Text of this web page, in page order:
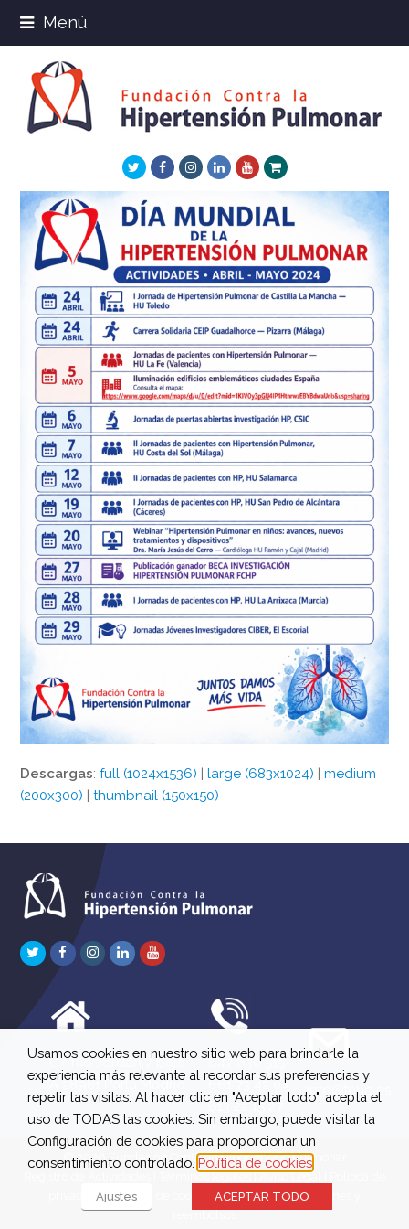
Menú
TwitterFacebookInstagram
LinkedInYoutube
Xing
Descargas:full (1024x1536) |large (683x1024) |medium
(200x300) |thumbnail (150x150)
TwitterFacebook
Instagram
LinkedInYoutube
C/ Río Jordán 7 bajo
A 28981 Parla Madrid
647 630 515
661 73 42 04
613 22 15 27
info@fchp.es
© 2026 Fundación Contra la Hipertensión Pulmonar
Términos legales|Aviso Legal
privacidad|Política de cookies |Política de devoluciones y
Usamos cookies en nuestro sitio web para brindarle la
experiencia más relevante al recordar sus preferencias y
repetir las visitas. Al hacer clic en "Aceptar todo", acepta el
uso de TODAS las cookies. Sin embargo, puede visitar la
Configuración de cookies para proporcionar un
consentimiento controlado. Política de cookies
Ajustes ACEPTAR TODO